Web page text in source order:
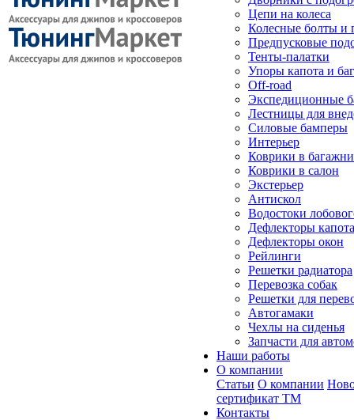
Цепи на колеса
Колесные болты и
Предпусковые
Тенты-палатки
Упоры капота и
Off-road
Экспедиционные
Лестницы для
Силовые бамперы
Интерьер
Коврики в
Коврики в салон
Экстерьер
Антискол
Водостоки
Дефлекторы капота
Дефлекторы окон
Рейлинги
Решетки радиатора
Перевозка собак
Решетки для
Автогамаки
Чехлы на сиденья
Запчасти для
Наши работы
О компании
Статьи О компании
сертификат ТМ
Контакты